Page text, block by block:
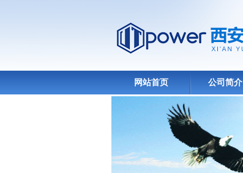
网站首页 公司简介